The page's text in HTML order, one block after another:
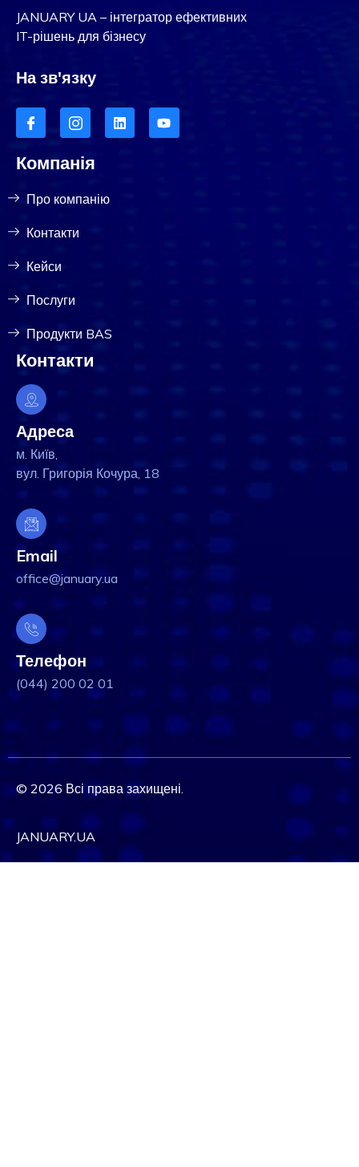
JANUARY UA – інтегратор ефективних
IT-рішень для бізнесу
На зв'язку
Компанія
Про компанію
Контакти
Кейси
Послуги
Продукти BAS
Контакти
Адреса
м. Київ,
вул. Григорія Кочура, 18
Email
office@january.ua
Телефон
(044) 200 02 01
© 2026 Всі права захищені.
JANUARY.UA